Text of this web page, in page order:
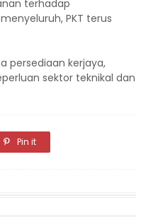
terhadap
PKT terus
persediaan kerjaya,
sektor teknikal dan
Pin it